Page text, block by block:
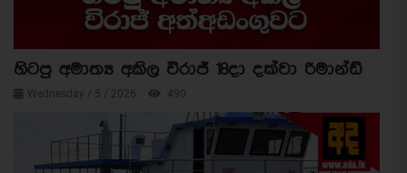
හිටපු අමාත්‍ය අකිල විරාජ් 18දා දක්වා රිමාන්ඩ්
Wednesday / 5 / 2026 490